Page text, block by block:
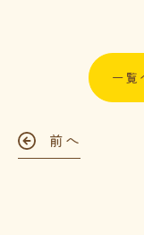
一覧
前へ